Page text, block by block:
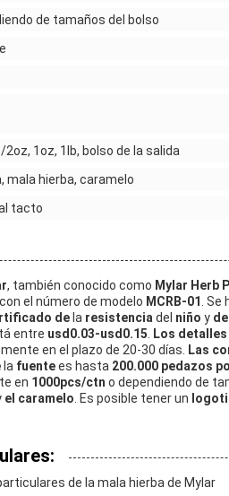
de tamaños del bolso
1oz, 1lb, bolso de la salida
mala hierba, caramelo
tacto
, también conocido como Mylar Herb
con el número de modelo MCRB-01 . Se
de la resistenciadel niño y
entre usd0.03-usd0.15. Los
en el plazo de 20-30 días. Las
la fuentees hasta 200.000 pedazos
en 1000pcs/ctn o dependiendo de
el caramelo. Es posible tener un
de la mala hierba de Mylar